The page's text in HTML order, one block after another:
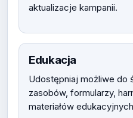
aktualizacje kampanii.
Edukacja
Udostępniaj możliwe do
zasobów, formularzy,
materiałów